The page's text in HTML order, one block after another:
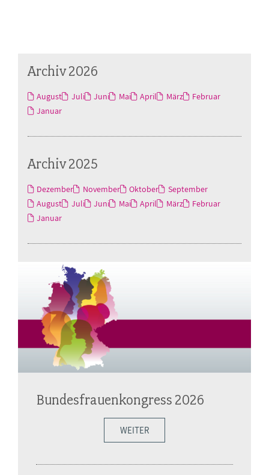
Archiv 2026
August Juli Juni Mai April März
Februar
Januar
Archiv 2025
Dezember November Oktober
September
August
Juli Juni Mai April März
Februar
Januar
Bundesfrauenkongress 2026
WEITER